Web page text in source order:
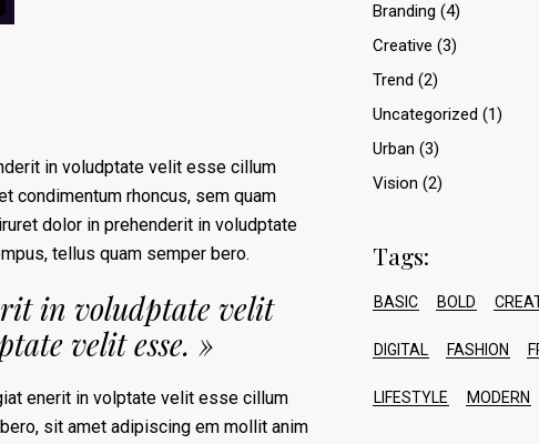
in voludptate velit esse cillum
condimentum rhoncus, sem quam
dolor in prehenderit in voludptate
tellus quam semper bero.
in voludptate velit
velit esse. »
enerit in volptate velit esse cillum
sit amet adipiscing em mollit anim
Branding (4)
Creative (3)
Trend (2)
Uncategorized (1)
Urban (3)
Vision (2)
Tags:
BASIC BOLD
DIGITAL FASHION
LIFESTYLE MODERN